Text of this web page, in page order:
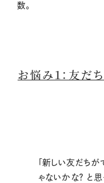
数。
お悩み１：友だ
「新しい友だち
ゃないかな？ と